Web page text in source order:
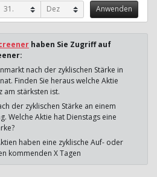
haben Sie Zugriff auf
nach der zyklischen Stärke in
Finden Sie heraus welche Aktie
am stärksten ist.
der zyklischen Stärke an einem
Welche Aktie hat Dienstags eine
haben eine zyklische Auf- oder
kommenden X Tagen